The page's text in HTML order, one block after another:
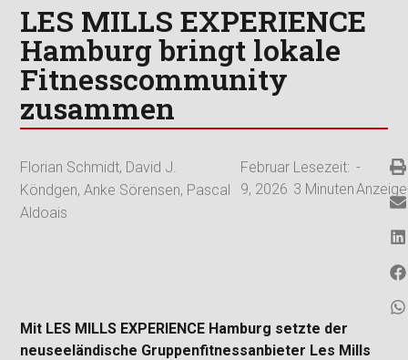
LES MILLS EXPERIENCE
Hamburg bringt lokale
Fitnesscommunity
zusammen
Florian Schmidt, David J.
Köndgen,Anke Sörensen, Pascal
Aldoais
Februar
9, 2026
Lesezeit:
3 Minuten
-
Mit LES MILLS EXPERIENCE Hamburg setzte der
neuseeländische Gruppenfitnessanbieter Les Mills